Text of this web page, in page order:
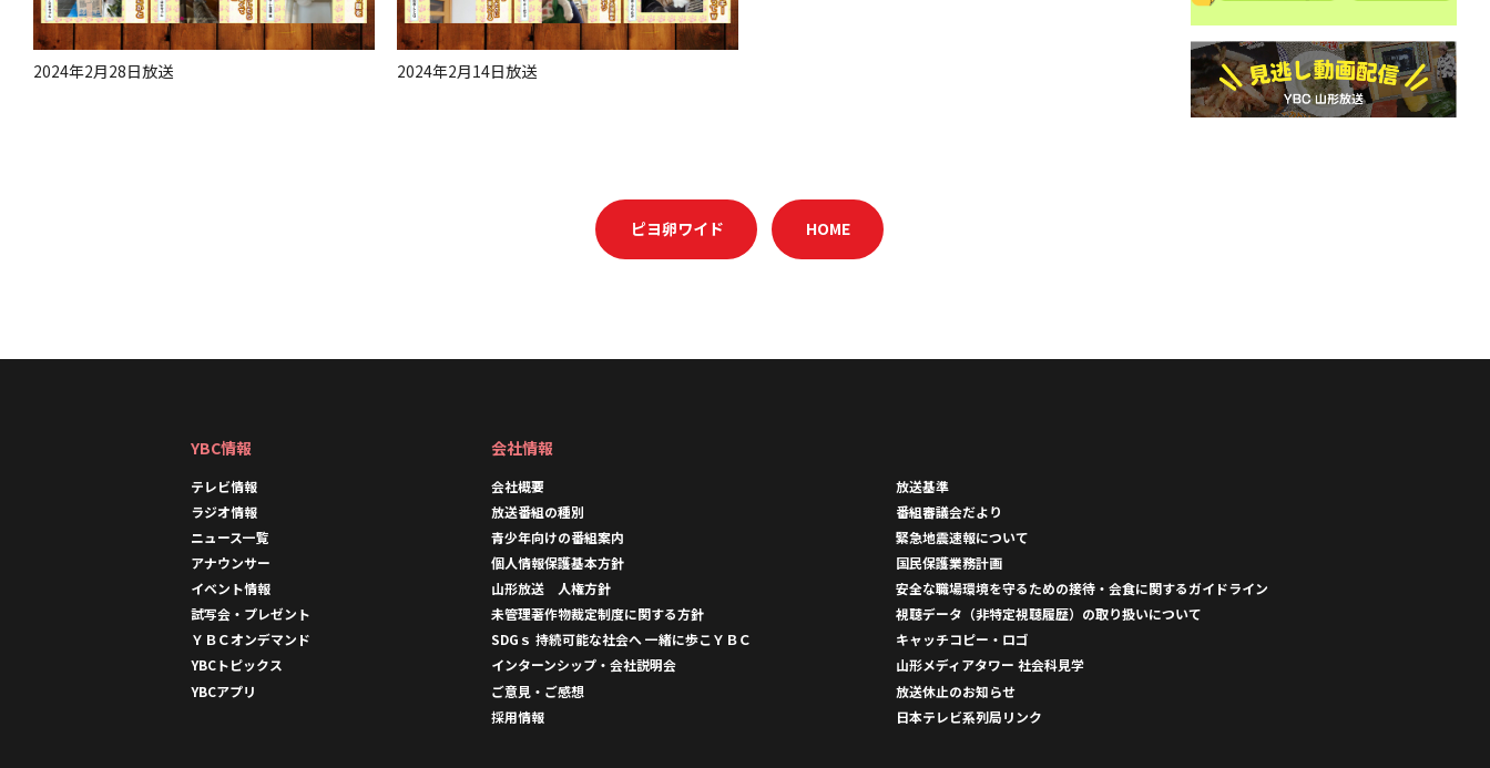
2024年2月28日放送 2024年2月14日放送
ピヨ卵ワイド HOME
YBC情報
テレビ情報
ラジオ情報
ニュース一覧
アナウンサー
イベント情報
試写会・プレゼント
ＹＢＣオンデマンド
YBCトピックス
YBCアプリ
会社情報
会社概要
放送基準
放送番組の種別
番組審議会だより
青少年向けの番組案内
緊急地震速報について
個人情報保護基本方針
国民保護業務計画
山形放送 人権方針
安全な職場環境を守るための接待・会食に関するガイドライン
未管理著作物裁定制度に関する方針
視聴データ（非特定視聴履歴）の取り扱いについて
SDGｓ 持続可能な社会へ 一緒に歩こＹＢＣ
キャッチコピー・ロゴ
インターンシップ・会社説明会
山形メディアタワー 社会科見学
ご意見・ご感想
放送休止のお知らせ
採用情報
日本テレビ系列局リンク